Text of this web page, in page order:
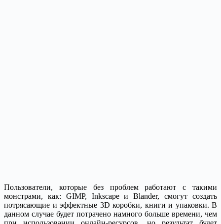
Пользователи, которые без проблем работают с такими
монстрами, как: GIMP, Inkscape и Blander, смогут создать
потрясающие и эффектные 3D коробки, книги и упаковки. В
данном случае будет потрачено намного больше времени, чем